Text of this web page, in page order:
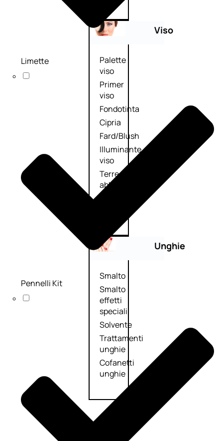
Viso
Palette
viso
Primer
viso
Fondotinta
Cipria
Fard/Blush
Illuminante
viso
Terre
abbronzanti
Unghie
Smalto
Smalto
effetti
speciali
Solvente
Trattamenti
unghie
Cofanetti
unghie
Limette
Pennelli Kit